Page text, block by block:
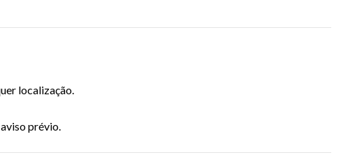
localização.
aviso prévio.